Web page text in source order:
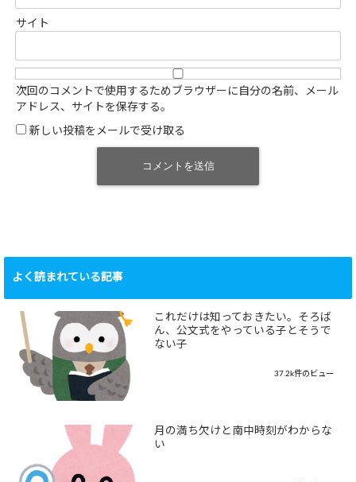
サイト
次回のコメントで使用するためブラウザーに自分の名前、メール
アドレス、サイトを保存する。
新しい投稿をメールで受け取る
よく読まれている記事
これだけは知っておきたい。そろば
ん、公文式をやっている子とそうで
ない子
37.2k件のビュー
月の満ち欠けと南中時刻がわからな
い